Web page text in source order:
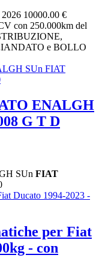
10000.00 €
con 250.000km del
e BOLLO
ENALGH
G T D
SUn FIAT
per Fiat
- con